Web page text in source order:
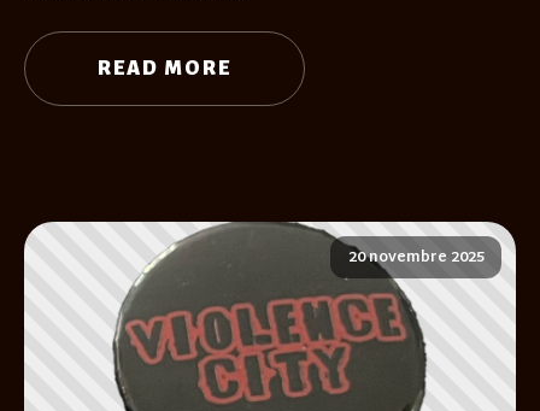
READ MORE
20 novembre 2025